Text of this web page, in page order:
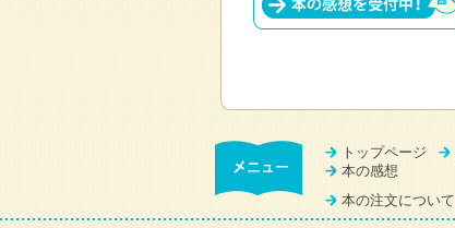
トップページ
本の感想
本の注文について